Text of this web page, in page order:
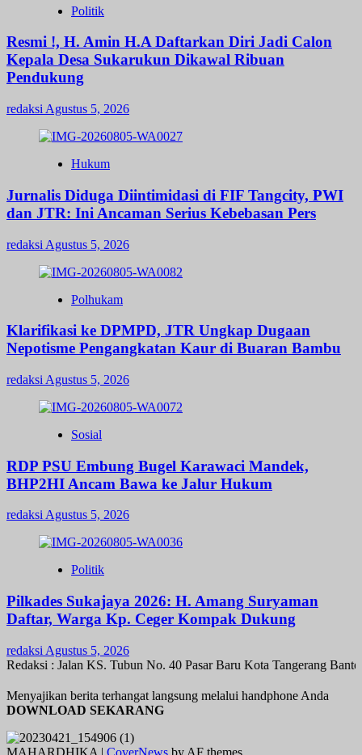
Politik
Resmi !, H. Amin H.A Daftarkan Diri Jadi Calon
Kepala Desa Sukarukun Dikawal Ribuan
Pendukung
redaksi Agustus 5, 2026
Hukum
Jurnalis Diduga Diintimidasi di FIF Tangcity, PWI
dan JTR: Ini Ancaman Serius Kebebasan Pers
redaksi Agustus 5, 2026
Polhukam
Klarifikasi ke DPMPD, JTR Ungkap Dugaan
Nepotisme Pengangkatan Kaur di Buaran Bambu
redaksi Agustus 5, 2026
Sosial
RDP PSU Embung Bugel Karawaci Mandek,
BHP2HI Ancam Bawa ke Jalur Hukum
redaksi Agustus 5, 2026
Politik
Pilkades Sukajaya 2026: H. Amang Suryaman
Daftar, Warga Kp. Ceger Kompak Dukung
redaksi Agustus 5, 2026
: Jalan KS. Tubun No. 40 Pasar Baru Kota Tangerang
Menyajikan berita terhangat langsung melalui handphone Anda
DOWNLOAD SEKARANG
MAHARDHIKA | CoverNews by AF themes.